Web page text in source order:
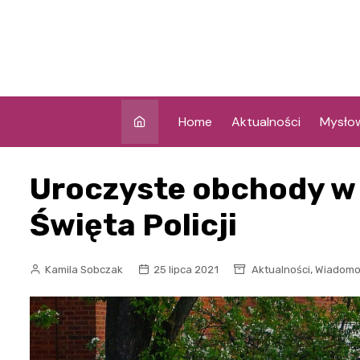
Home Aktualności
Uroczyste obchody
Święta Policji
Kamila Sobczak 25 lipca 2021 Aktualności,